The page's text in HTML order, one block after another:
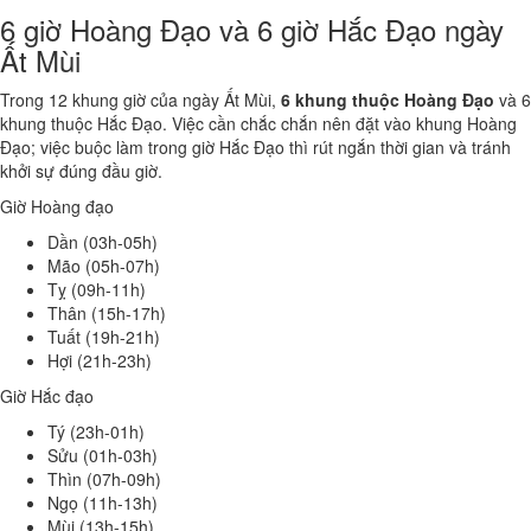
6 giờ Hoàng Đạo và 6 giờ Hắc Đạo ngày
Ất Mùi
Trong 12 khung giờ của ngày Ất Mùi, 6 khung thuộc Hoàng Đạo và 6
khung thuộc Hắc Đạo. Việc cần chắc chắn nên đặt vào khung Hoàng
Đạo; việc buộc làm trong giờ Hắc Đạo thì rút ngắn thời gian và tránh
khởi sự đúng đầu giờ.
Giờ Hoàng đạo
Dần (03h-05h)
Mão (05h-07h)
Tỵ (09h-11h)
Thân (15h-17h)
Tuất (19h-21h)
Hợi (21h-23h)
Giờ Hắc đạo
Tý (23h-01h)
Sửu (01h-03h)
Thìn (07h-09h)
Ngọ (11h-13h)
Mùi (13h-15h)